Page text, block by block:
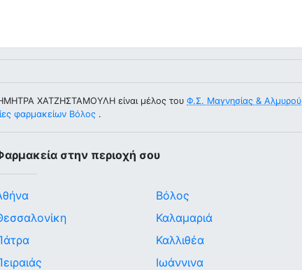
ΧΑΤΖΗΣΤΑΜΟΥΛΗ είναι μέλος του Φ.Σ. Μαγνησίας & Αλμυρού
φαρμακείων Βόλος .
στην περιοχή σου
Βόλος
Καλαμαριά
Καλλιθέα
Ιωάννινα